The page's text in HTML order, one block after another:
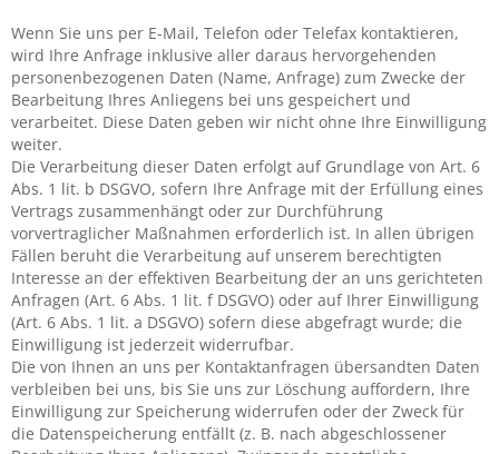
Wenn Sie uns per E-Mail, Telefon oder Telefax kontaktieren,
wird Ihre Anfrage inklusive aller daraus hervorgehenden
personenbezogenen Daten (Name, Anfrage) zum Zwecke der
Bearbeitung Ihres Anliegens bei uns gespeichert und
verarbeitet. Diese Daten geben wir nicht ohne Ihre Einwilligung
weiter.
Die Verarbeitung dieser Daten erfolgt auf Grundlage von Art. 6
Abs. 1 lit. b DSGVO, sofern Ihre Anfrage mit der Erfüllung eines
Vertrags zusammenhängt oder zur Durchführung
vorvertraglicher Maßnahmen erforderlich ist. In allen übrigen
Fällen beruht die Verarbeitung auf unserem berechtigten
Interesse an der effektiven Bearbeitung der an uns gerichteten
Anfragen (Art. 6 Abs. 1 lit. f DSGVO) oder auf Ihrer Einwilligung
(Art. 6 Abs. 1 lit. a DSGVO) sofern diese abgefragt wurde; die
Einwilligung ist jederzeit widerrufbar.
Die von Ihnen an uns per Kontaktanfragen übersandten Daten
verbleiben bei uns, bis Sie uns zur Löschung auffordern, Ihre
Einwilligung zur Speicherung widerrufen oder der Zweck für
die Datenspeicherung entfällt (z. B. nach abgeschlossener